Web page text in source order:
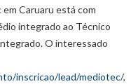
Caruaru está com
integrado ao Técnico
O interessado
inscricao/lead/mediotec/,